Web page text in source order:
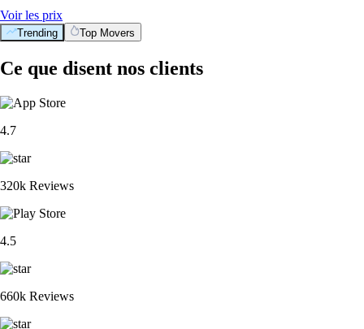
Voir les prix
Trending Top Movers
Ce que disent nos clients
4.7
320k Reviews
4.5
660k Reviews